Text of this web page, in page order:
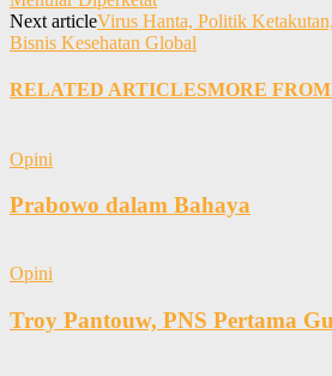
Next articleVirus Hanta, Politik
Bisnis Kesehatan Global
RELATED ARTICLESMORE
Opini
Prabowo dalam Bahaya
Opini
Troy Pantouw, PNS Pertama